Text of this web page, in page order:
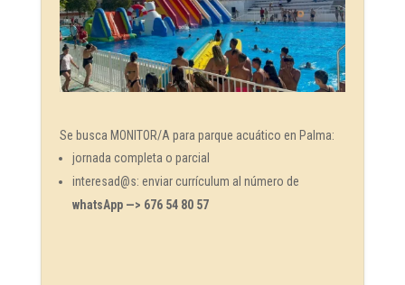
Se busca MONITOR/A para parque acuático en Palma:
jornada completa o parcial
interesad@s: enviar currículum al número de
whatsApp —> 676 54 80 57